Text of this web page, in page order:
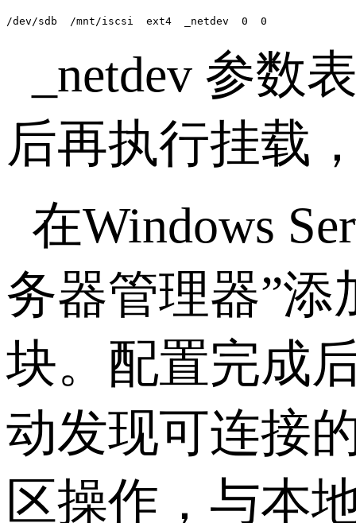
/dev/sdb  /mnt/iscsi  ext4  _netdev  0  0
_netdev 参数
后再执行挂载
在Windows
务器管理器”添
块。配置完成
动发现可连接
区操作，与本